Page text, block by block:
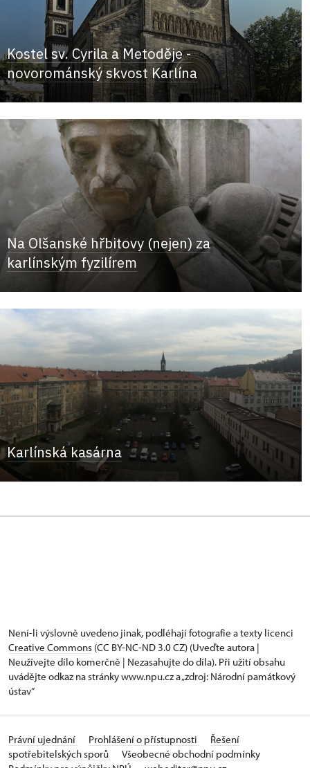
Kostel sv. Cyrila a Metoděje -
novorománský skvost Karlína
Na Olšanské hřbitovy (nejen) za
karlínským fyzilírem
Karlínská kasárna
Není-li výslovně uvedeno jinak, podléhají fotografie a texty licenci
Creative Commons (CC BY-NC-ND 3.0 CZ) (Uveďte autora |
Neužívejte dílo komerčně | Nezasahujte do díla). Při užití obsahu
uvádějte odkaz na stránky www.npu.cz a „zdroj: Národní památkový
ústav“
Právní ujednání Prohlášení o přístupnosti
Řešení
spotřebitelských sporů
Všeobecné obchodní podmínky